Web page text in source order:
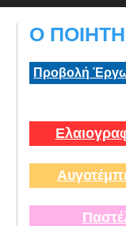
Ο
Προβολή